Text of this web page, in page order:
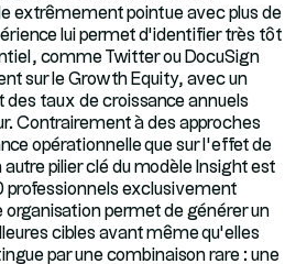
extrêmement pointue avec plus de
lui permet d’identifier très tôt
comme Twitter ou DocuSign
sur le Growth Equity, avec un
des taux de croissance annuels
Contrairement à des approches
opérationnelle que sur l’effet de
pilier clé du modèle Insight est
professionnels exclusivement
permet de générer un
cibles avant même qu’elles
par une combinaison rare : une